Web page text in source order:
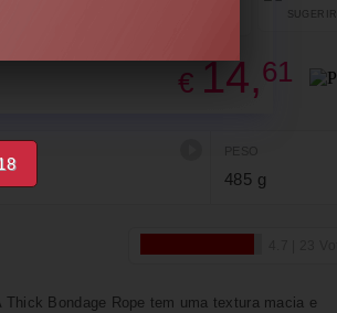
SUGERIR
€ 14,61
485 g
Bondage Rope tem uma textura macia e